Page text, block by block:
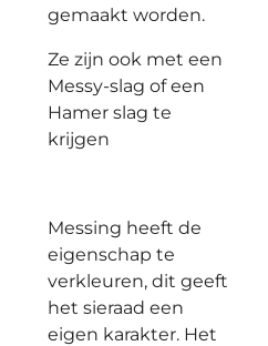
gemaakt worden.
Ze zijn ook met een
Messy-slag of een
Hamer slag te
krijgen
Messing heeft de
eigenschap te
verkleuren, dit geeft
het sieraad een
eigen karakter. Het